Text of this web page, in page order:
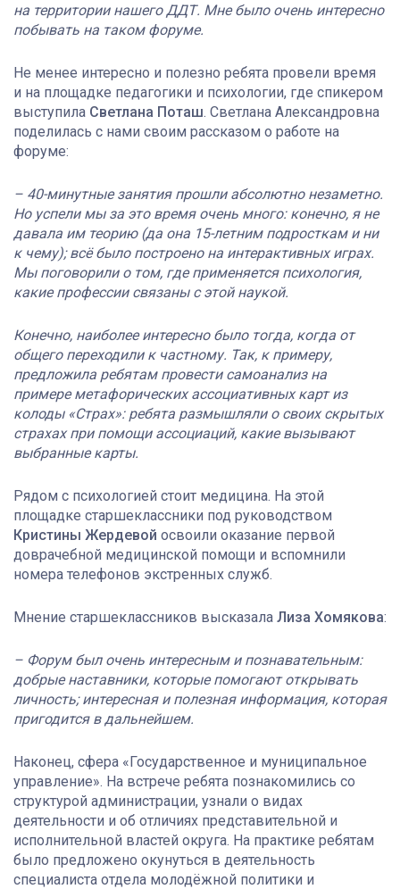
на территории нашего ДДТ. Мне было очень интересно
побывать на таком форуме.
Не менее интересно и полезно ребята провели время
и на площадке педагогики и психологии, где спикером
выступила Светлана Поташ. Светлана Александровна
поделилась с нами своим рассказом о работе на
форуме:
– 40-минутные занятия прошли абсолютно незаметно.
Но успели мы за это время очень много: конечно, я не
давала им теорию (да она 15-летним подросткам и ни
к чему); всё было построено на интерактивных играх.
Мы поговорили о том, где применяется психология,
какие профессии связаны с этой наукой.
Конечно, наиболее интересно было тогда, когда от
общего переходили к частному. Так, к примеру,
предложила ребятам провести самоанализ на
примере метафорических ассоциативных карт из
колоды «Страх»: ребята размышляли о своих скрытых
страхах при помощи ассоциаций, какие вызывают
выбранные карты.
Рядом с психологией стоит медицина. На этой
площадке старшеклассники под руководством
Кристины Жердевой освоили оказание первой
доврачебной медицинской помощи и вспомнили
номера телефонов экстренных служб.
Мнение старшеклассников высказала Лиза Хомякова:
– Форум был очень интересным и познавательным:
добрые наставники, которые помогают открывать
личность; интересная и полезная информация, которая
пригодится в дальнейшем.
Наконец, сфера «Государственное и муниципальное
управление». На встрече ребята познакомились со
структурой администрации, узнали о видах
деятельности и об отличиях представительной и
исполнительной властей округа. На практике ребятам
было предложено окунуться в деятельность
специалиста отдела молодёжной политики и